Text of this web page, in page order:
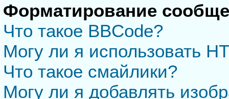
Форматирование
Что такое BBCode?
Могу ли я использовать
Что такое смайлики?
Могу ли я добавлять